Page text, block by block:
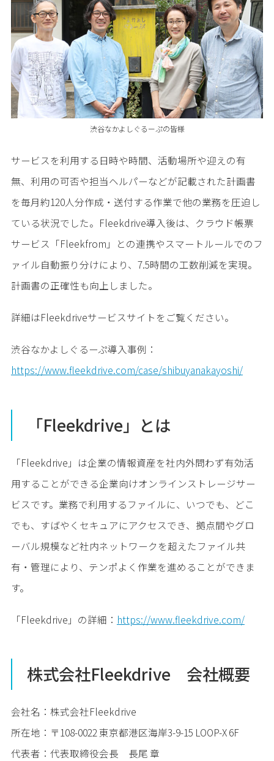
渋谷なかよしぐるーぷの皆様
サービスを利用する日時や時間、活動場所や迎えの有
無、利用の可否や担当ヘルパーなどが記載された計画書
を毎月約120人分作成・送付する作業で他の業務を圧迫し
ている状況でした。Fleekdrive導入後は、クラウド帳票
サービス「Fleekfrom」との連携やスマートルールでのフ
ァイル自動振り分けにより、7.5時間の工数削減を実現。
計画書の正確性も向上しました。
詳細はFleekdriveサービスサイトをご覧ください。
渋谷なかよしぐるーぷ導入事例：
https://www.fleekdrive.com/case/shibuyanakayoshi/
「Fleekdrive」とは
「Fleekdrive」は企業の情報資産を社内外問わず有効活
用することができる企業向けオンラインストレージサー
ビスです。業務で利用するファイルに、いつでも、どこ
でも、すばやくセキュアにアクセスでき、拠点間やグロ
ーバル規模など社内ネットワークを超えたファイル共
有・管理により、テンポよく作業を進めることができま
す。
「Fleekdrive」の詳細： https://www.fleekdrive.com/
株式会社Fleekdrive 会社概要
会社名：株式会社Fleekdrive
所在地：〒108-0022 東京都港区海岸3-9-15 LOOP-X 6F
代表者：代表取締役会長 長尾 章